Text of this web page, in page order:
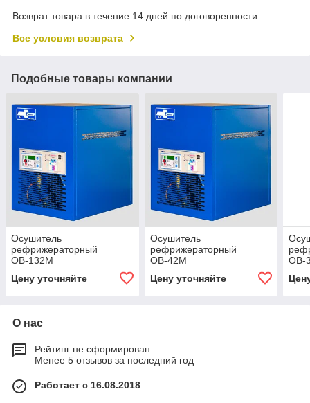
Возврат товара в течение 14 дней по договоренности
Все условия возврата
Подобные товары компании
Осушитель
рефрижераторный
ОВ-132М
Цену уточняйте
Осушитель
рефрижераторный
ОВ-42М
Цену уточняйте
ОВ-
О нас
Рейтинг не сформирован
Менее 5 отзывов за последний год
Работает с 16.08.2018